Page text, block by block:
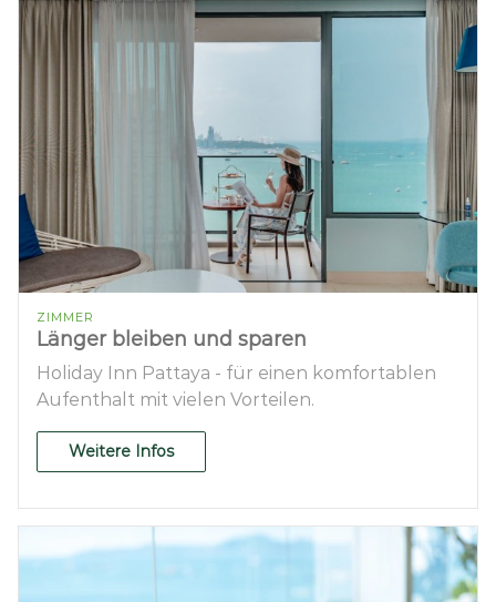
ZIMMER
Länger bleiben und sparen
Holiday Inn Pattaya - für einen komfortablen
Aufenthalt mit vielen Vorteilen.
Weitere Infos